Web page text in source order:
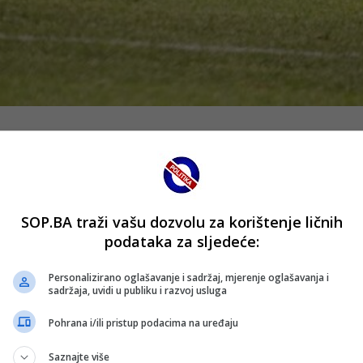
poruku konkurenciji pred nastup na Svjetskom
susretu bez većih problema savladali Jordan
djelovala je veoma sigurno i organizovano. Od
bio precizan sa bijele tačke. Napadač Švicarske
Ndoye je iskoristio dobru akciju svog tima i pogodio
SOP.BA traži vašu dozvolu za korištenje ličnih
podataka za sljedeće:
Personalizirano oglašavanje i sadržaj, mjerenje oglašavanja i
sadržaja, uvidi u publiku i razvoj usluga
Pohrana i/ili pristup podacima na uređaju
Saznajte više